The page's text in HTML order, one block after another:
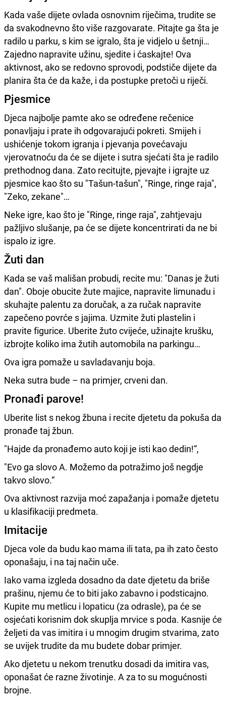
Kada vaše dijete ovlada osnovnim riječima, trudite se
da svakodnevno što više razgovarate. Pitajte ga šta je
radilo u parku, s kim se igralo, šta je vidjelo u šetnji…
Zajedno napravite užinu, sjedite i ćaskajte! Ova
aktivnost, ako se redovno sprovodi, podstiče dijete da
planira šta će da kaže, i da postupke pretoči u riječi.
Pjesmice
Djeca najbolje pamte ako se određene rečenice
ponavljaju i prate ih odgovarajući pokreti. Smijeh i
ushićenje tokom igranja i pjevanja povećavaju
vjerovatnoću da će se dijete i sutra sjećati šta je radilo
prethodnog dana. Zato recitujte, pjevajte i igrajte uz
pjesmice kao što su "Tašun-tašun", "Ringe, ringe raja",
"Zeko, zekane"…
Neke igre, kao što je "Ringe, ringe raja", zahtjevaju
pažljivo slušanje, pa će se dijete koncentrirati da ne bi
ispalo iz igre.
Žuti dan
Kada se vaš mališan probudi, recite mu: "Danas je žuti
dan". Oboje obucite žute majice, napravite limunadu i
skuhajte palentu za doručak, a za ručak napravite
zapečeno povrće s jajima. Uzmite žuti plastelin i
pravite figurice. Uberite žuto cvijeće, užinajte krušku,
izbrojte koliko ima žutih automobila na parkingu…
Ova igra pomaže u savladavanju boja.
Neka sutra bude – na primjer, crveni dan.
Pronađi parove!
Uberite list s nekog žbuna i recite djetetu da pokuša da
pronađe taj žbun.
"Hajde da pronađemo auto koji je isti kao dedin!“,
"Evo ga slovo A. Možemo da potražimo još negdje
takvo slovo.“
Ova aktivnost razvija moć zapažanja i pomaže djetetu
u klasifikaciji predmeta.
Imitacije
Djeca vole da budu kao mama ili tata, pa ih zato često
oponašaju, i na taj način uče.
Iako vama izgleda dosadno da date djetetu da briše
prašinu, njemu će to biti jako zabavno i podsticajno.
Kupite mu metlicu i lopaticu (za odrasle), pa će se
osjećati korisnim dok skuplja mrvice s poda. Kasnije će
željeti da vas imitira i u mnogim drugim stvarima, zato
se uvijek trudite da mu budete dobar primjer.
Ako djetetu u nekom trenutku dosadi da imitira vas,
oponašat će razne životinje. A za to su mogućnosti
brojne.